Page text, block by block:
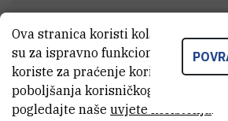
dr. sc.Akmaral
Suradnik na projektu
Ova stranica koristi kolačiće. Neki
su za ispravno funkcioniranje
koriste za praćenje korištenja
poboljšanja korisničkog iskustva.
pogledajte naše uvjete korištenja.